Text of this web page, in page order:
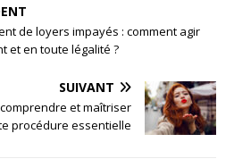
de loyers impayés : comment agir
et en toute légalité ?
SUIVANT
et maîtriser
procédure essentielle